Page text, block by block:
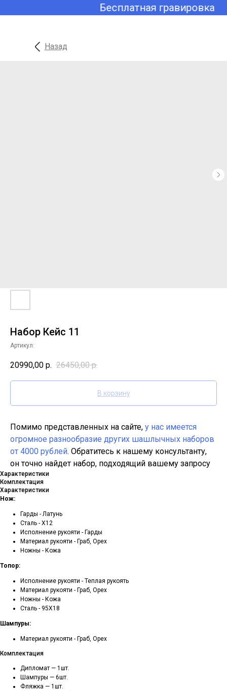
Бесплатная гравировка
Назад
Набор Кейс 11
Артикул:
20990,00 р. 26450,00 р.
В корзину
Помимо представленных на сайте, у нас имеется
огромное разнообразие других шашлычных наборов
от 4000 рублей. Обратитесь к нашему консультанту,
он точно найдет набор, подходящий вашему запросу
Характеристики
Комплектация
Характеристики
Нож:
Гарды - Латунь
Сталь - Х12
Исполнение рукояти - Гарды
Материал рукояти - Граб, Орех
Ножны - Кожа
Топор:
Исполнение рукояти - Теплая рукоять
Материал рукояти - Граб, Орех
Ножны - Кожа
Сталь - 95Х18
Шампуры:
Материал рукояти - Граб, Орех
Комплектация
Дипломат — 1шт.
Шампуры — 6шт.
Фляжка — 1шт.